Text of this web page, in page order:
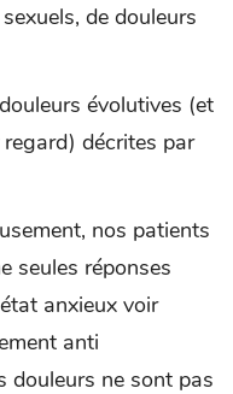
de douleurs
évolutives (et
décrites par
nos patients
seules réponses
anxieux voir
anti
douleurs ne sont pas